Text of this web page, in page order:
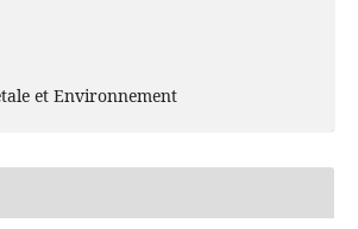
et Environnement